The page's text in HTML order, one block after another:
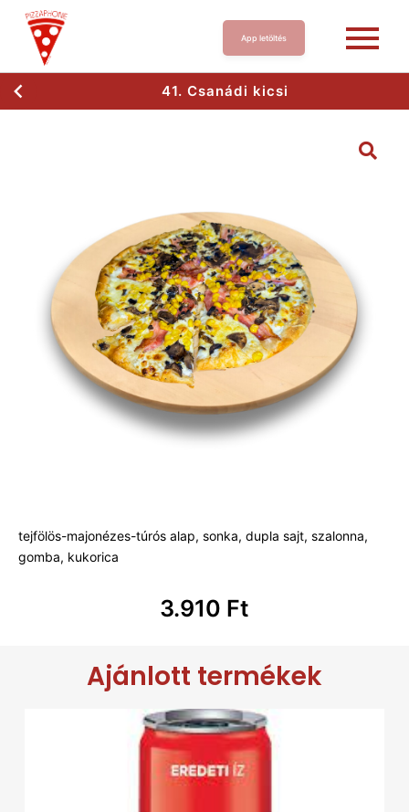
App letöltés
41. Csanádi kicsi
tejfölös-majonézes-túrós alap, sonka, dupla sajt, szalonna,
gomba, kukorica
3.910 Ft
Ajánlott termékek